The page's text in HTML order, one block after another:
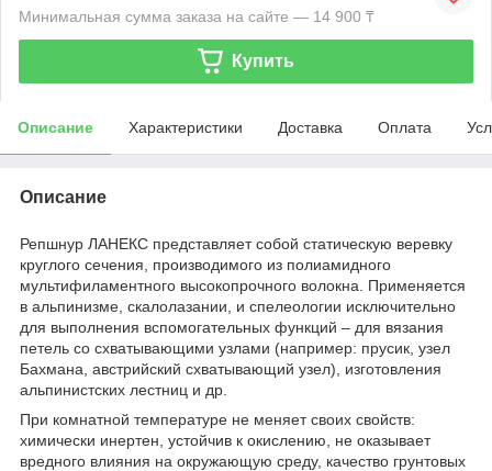
Минимальная сумма заказа на сайте — 14 900 ₸
Купить
Описание Характеристики Доставка Оплата
Описание
Репшнур ЛАНЕКС представляет собой статическую веревку
круглого сечения, производимого из полиамидного
мультифиламентного высокопрочного волокна. Применяется
в альпинизме, скалолазании, и спелеологии исключительно
для выполнения вспомогательных функций – для вязания
петель со схватывающими узлами (например: прусик, узел
Бахмана, австрийский схватывающий узел), изготовления
альпинистских лестниц и др.
При комнатной температуре не меняет своих свойств:
химически инертен, устойчив к окислению, не оказывает
вредного влияния на окружающую среду, качество грунтовых